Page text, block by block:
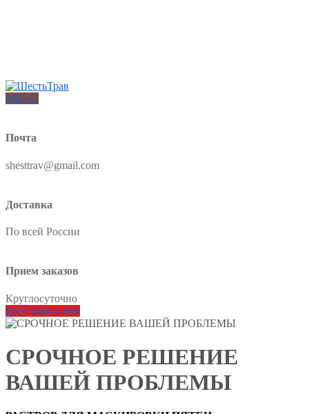
MENU
Почта
shesttrav@gmail.com
Доставка
По всей России
Прием заказов
Круглосуточно
8(967)608-5-608
СРОЧНОЕ РЕШЕНИЕ
ВАШЕЙ ПРОБЛЕМЫ